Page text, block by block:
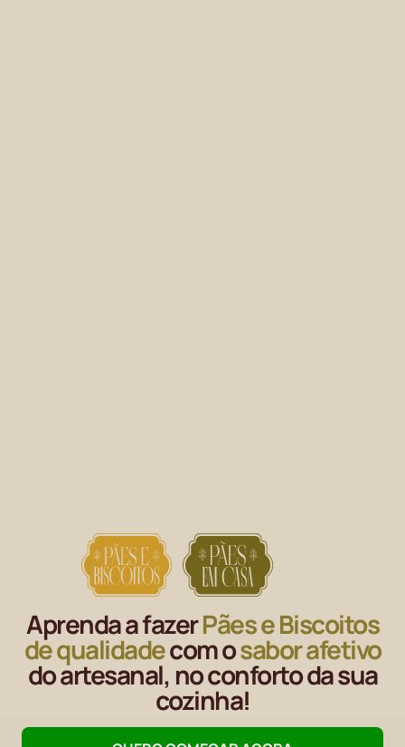
Aprenda a fazerPães e Biscoitos
de qualidadecom osabor afetivo
do artesanal, no conforto da sua
cozinha!